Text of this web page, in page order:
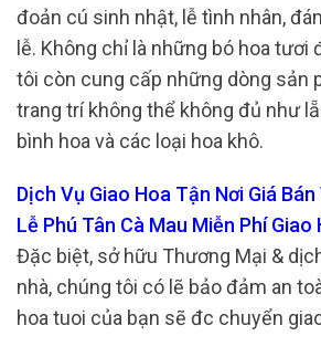
đoản cú sinh nhật, lễ tình nhân,
lễ. Không chỉ là những bó hoa tươi
tôi còn cung cấp những dòng sản
trang trí không thể không đủ như
bình hoa và các loại hoa khô.
Dịch Vụ Giao Hoa Tận Nơi Giá
Lễ Phú Tân Cà Mau Miễn Phí
Đặc biệt, sở hữu Thương Mại &
nhà, chúng tôi có lẽ bảo đảm an
hoa tuoi của bạn sẽ đc chuyển